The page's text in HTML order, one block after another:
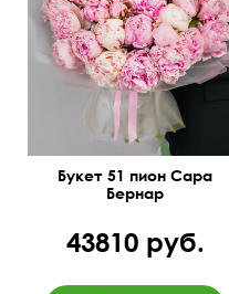
Букет 51 пион Сара
Бернар
43810 руб.